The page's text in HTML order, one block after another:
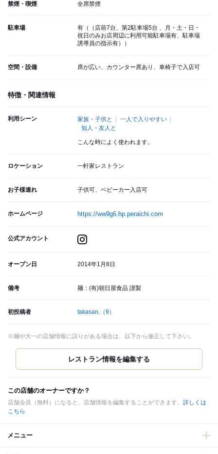
禁煙・喫煙 全席禁煙
駐車場
有（（店前7台、第2駐車場5台 、月・土・日・
祝日のみお店周辺に利用可能駐車場有、駐車場
誘導員の指示有））
空間・設備 席が広い、カウンター席あり、車椅子で入店可
特徴・関連情報
利用シーン 家族・子供と
一人で入りやすい
知人・友人と
こんな時によく使われます。
ロケーション 一軒家レストラン
お子様連れ 子供可、ベビーカー入店可
ホームページ https://ww9g6.hp.peraichi.com
公式アカウント
オープン日 2014年1月8日
備考 麺：(有)朝日屋食品 謹製
初投稿者 takasan. （9）
※麺や大一の店舗情報に誤りがある場合は、以下から修正して下さい。
この店舗のオーナーですか？
店舗会員（無料）になると、店舗情報を編集することができます。 詳しくは
こちら
メニュー